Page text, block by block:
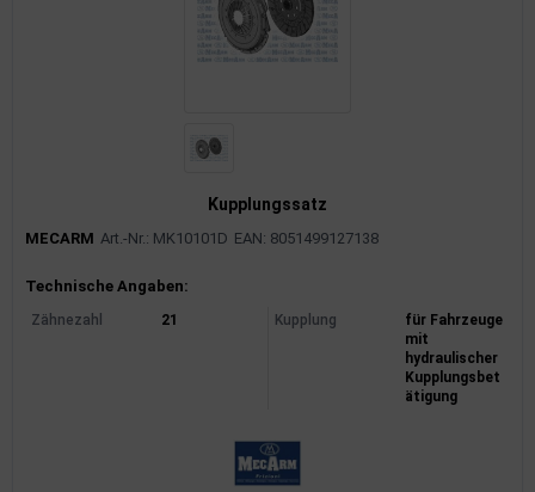
Kupplungssatz
MECARM Art.-Nr.: MK10101D EAN: 8051499127138
Produktinformationen
Technische Angaben:
Zähnezahl 21 Kupplung
für Fahrzeuge
mit
hydraulischer
Kupplungsbet
ätigung